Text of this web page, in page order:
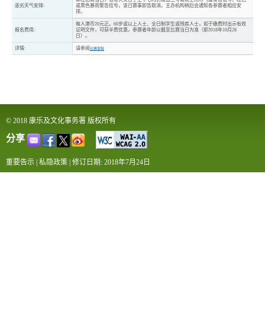
恶劣天气安排:
或黑色暴雨警告信号，该日赛事即告取消。主办机构稍后会通知各参赛者相应安
排。
报名费用:
每人港币20元正。60岁或以上人士、全日制学生或残疾人士，如于缴费时出示有效
证明文件，可获半费优惠。参赛者年龄以截至比赛当日为准（即2018年10月28
日）。
详情: 请参阅 比赛章程
© 2018 康乐及文化事务署 版权所有
分享
重要告示 | 私隐政策 | 修订日期: 2018年7月24日